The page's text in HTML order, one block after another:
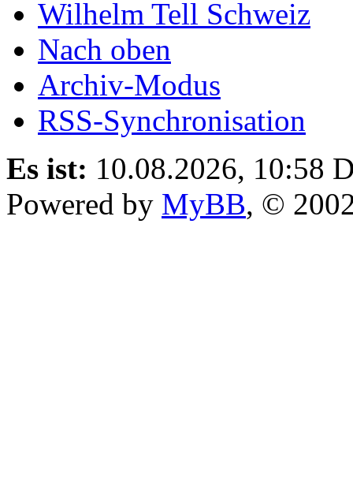
Wilhelm Tell Schweiz
Nach oben
Archiv-Modus
RSS-Synchronisation
Es ist: 10.08.2026, 10:58
Powered by MyBB, ©